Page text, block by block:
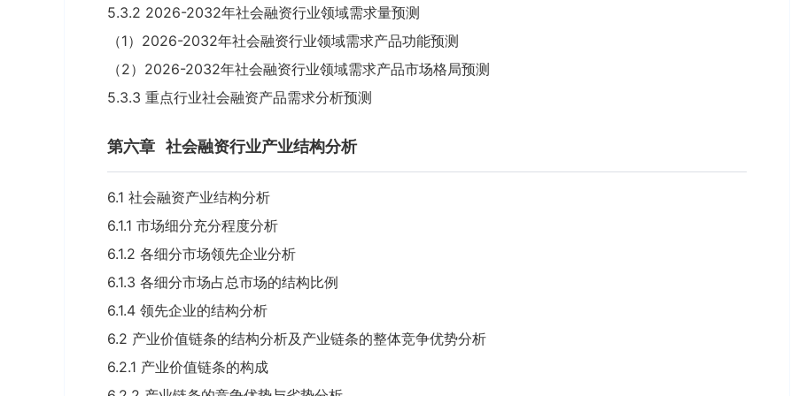
5.3.2 2026-2032年社会融资行业领域需求量预测
（1）2026-2032年社会融资行业领域需求产品功能预测
（2）2026-2032年社会融资行业领域需求产品市场格局预测
5.3.3 重点行业社会融资产品需求分析预测
第六章 社会融资行业产业结构分析
6.1 社会融资产业结构分析
6.1.1 市场细分充分程度分析
6.1.2 各细分市场领先企业分析
6.1.3 各细分市场占总市场的结构比例
6.1.4 领先企业的结构分析
6.2 产业价值链条的结构分析及产业链条的整体竞争优势分析
6.2.1 产业价值链条的构成